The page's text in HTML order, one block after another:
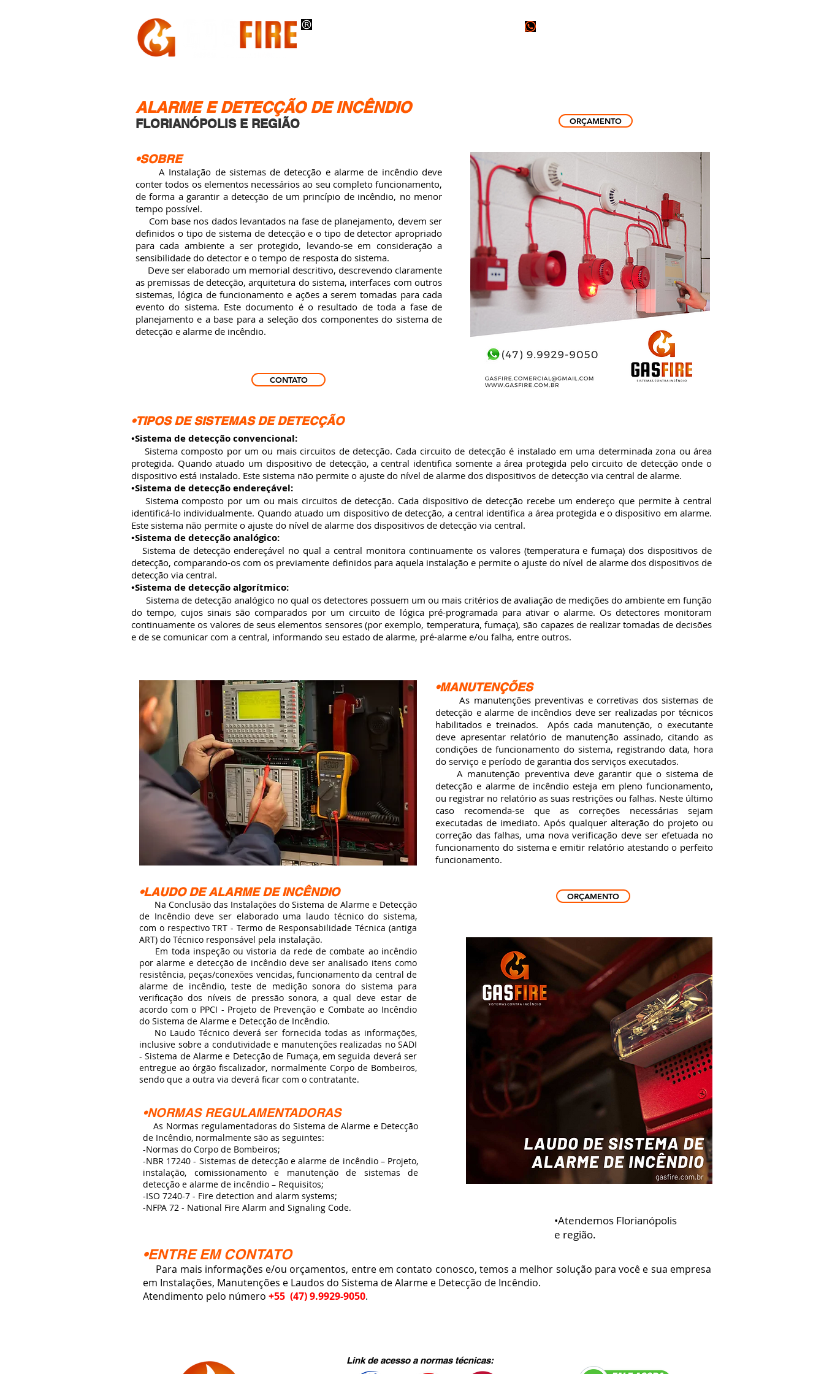
ALARME E DETECÇÃO DE INCÊNDIO
FLORIANÓPOLIS E REGIÃO
•SOBRE
A Instalação de sistemas de detecção e alarme de incêndio deve
conter todos os elementos necessários ao seu completo funcionamento,
de forma a garantir a detecção de um princípio de incêndio, no menor
tempo possível.
Com base nos dados levantados na fase de planejamento, devem ser
definidos o tipo de sistema de detecção e o tipo de detector apropriado
para cada ambiente a ser protegido, levando-se em consideração a
sensibilidade do detector e o tempo de resposta do sistema.
Deve ser elaborado um memorial descritivo, descrevendo claramente
as premissas de detecção, arquitetura do sistema, interfaces com outros
sistemas, lógica de funcionamento e ações a serem tomadas para cada
evento do sistema. Este documento é o resultado de toda a fase de
planejamento e a base para a seleção dos componentes do sistema de
detecção e alarme de incêndio.
•TIPOS DE SISTEMAS DE DETECÇÃO
•Sistema de detecção convencional:
Sistema composto por um ou mais circuitos de detecção. Cada circuito de detecção é instalado em uma determinada zona ou área
protegida. Quando atuado um dispositivo de detecção, a central identifica somente a área protegida pelo circuito de detecção onde o
dispositivo está instalado. Este sistema não permite o ajuste do nível de alarme dos dispositivos de detecção via central de alarme.
•Sistema de detecção endereçável:
Sistema composto por um ou mais circuitos de detecção. Cada dispositivo de detecção recebe um endereço que permite à central
identificá-lo individualmente. Quando atuado um dispositivo de detecção, a central identifica a área protegida e o dispositivo em alarme.
Este sistema não permite o ajuste do nível de alarme dos dispositivos de detecção via central.
•Sistema de detecção analógico:
Sistema de detecção endereçável no qual a central monitora continuamente os valores (temperatura e fumaça) dos dispositivos de
detecção, comparando-os com os previamente definidos para aquela instalação e permite o ajuste do nível de alarme dos dispositivos de
detecção via central.
•Sistema de detecção algorítmico:
Sistema de detecção analógico no qual os detectores possuem um ou mais critérios de avaliação de medições do ambiente em função
do tempo, cujos sinais são comparados por um circuito de lógica pré-programada para ativar o alarme. Os detectores monitoram
continuamente os valores de seus elementos sensores (por exemplo, temperatura, fumaça), são capazes de realizar tomadas de decisões
e de se comunicar com a central, informando seu estado de alarme, pré-alarme e/ou falha, entre outros.
CONTATO
ORÇAMENTO
•MANUTENÇÕES
As manutenções preventivas e corretivas dos sistemas de
detecção e alarme de incêndios deve ser realizadas por técnicos
habilitados e treinados. Após cada manutenção, o executante
deve apresentar relatório de manutenção assinado, citando as
condições de funcionamento do sistema, registrando data, hora
do serviço e período de garantia dos serviços executados.
A manutenção preventiva deve garantir que o sistema de
detecção e alarme de incêndio esteja em pleno funcionamento,
ou registrar no relatório as suas restrições ou falhas. Neste último
caso recomenda-se que as correções necessárias sejam
executadas de imediato. Após qualquer alteração do projeto ou
correção das falhas, uma nova verificação deve ser efetuada no
funcionamento do sistema e emitir relatório atestando o perfeito
funcionamento.
•LAUDO DE ALARME DE INCÊNDIO
•NORMAS REGULAMENTADORAS
As Normas regulamentadoras do Sistema de Alarme e Detecção
de Incêndio, normalmente são as seguintes:
-Normas do Corpo de Bombeiros;
-NBR 17240 - Sistemas de detecção e alarme de incêndio – Projeto,
instalação, comissionamento e manutenção de sistemas de
detecção e alarme de incêndio – Requisitos;
-ISO 7240-7 - Fire detection and alarm systems;
-NFPA 72 - National Fire Alarm and Signaling Code.
•ENTRE EM CONTATO
Para mais informações e/ou orçamentos, entre em contato conosco, temos a melhor solução para você e sua empresa
em Instalações, Manutenções e Laudos do Sistema de Alarme e Detecção de Incêndio.
Atendimento pelo número +55 (47) 9.9929-9050.
Na Conclusão das Instalações do Sistema de Alarme e Detecção
de Incêndio deve ser elaborado uma laudo técnico do sistema,
com o respectivo TRT - Termo de Responsabilidade Técnica (antiga
ART) do Técnico responsável pela instalação.
Em toda inspeção ou vistoria da rede de combate ao incêndio
por alarme e detecção de incêndio deve ser analisado itens como
resistência, peças/conexões vencidas, funcionamento da central de
alarme de incêndio, teste de medição sonora do sistema para
verificação dos níveis de pressão sonora, a qual deve estar de
acordo com o PPCI - Projeto de Prevenção e Combate ao Incêndio
do Sistema de Alarme e Detecção de Incêndio.
No Laudo Técnico deverá ser fornecida todas as informações,
inclusive sobre a condutividade e manutenções realizadas no SADI
- Sistema de Alarme e Detecção de Fumaça, em seguida deverá ser
entregue ao órgão fiscalizador, normalmente Corpo de Bombeiros,
sendo que a outra via deverá ficar com o contratante.
ORÇAMENTO
•Atendemos Florianópolis
e região.
Link de acesso a normas técnicas: